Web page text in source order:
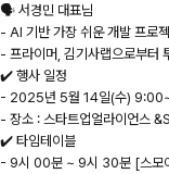
🗣️ 서경민 대표님
- AI 기반 가장 쉬운 개발 프로
- 프라이머, 김기사랩으로부터
✔️ 행사 일정
- 2025년 5월 14일(수)
- 장소 : 스타트업얼라이언스
✔️ 타임테이블
- 9시 00분 ~ 9시 30분 [스모